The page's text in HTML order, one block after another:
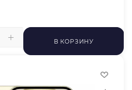
В КОРЗИНУ